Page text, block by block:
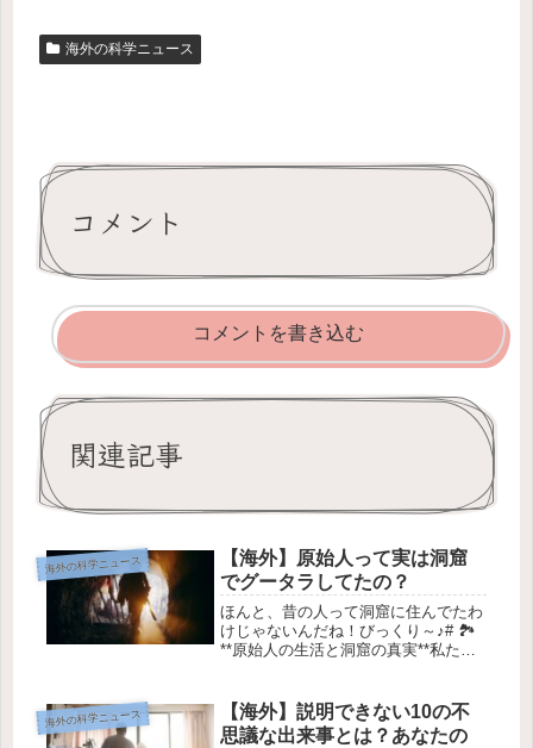
海外の科学ニュース
コメント
コメントを書き込む
関連記事
海外の科学ニュース
【海外】原始人って実は洞窟
でグータラしてたの？
ほんと、昔の人って洞窟に住んでたわ
けじゃないんだね！びっくり～♪# 🏞️
**原始人の生活と洞窟の真実**私たち
ば、フレッド・フリントストーン風の
**サーベルタイガーの毛皮*...
海外の科学ニュース
【海外】説明できない10の不
思議な出来事とは？あなたの